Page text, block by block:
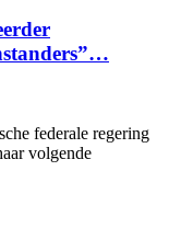
federale regering
volgende